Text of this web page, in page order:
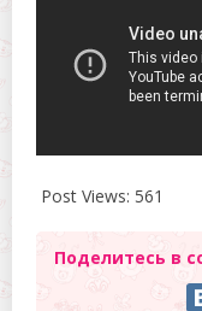
Post Views: 561
Поделитесь в